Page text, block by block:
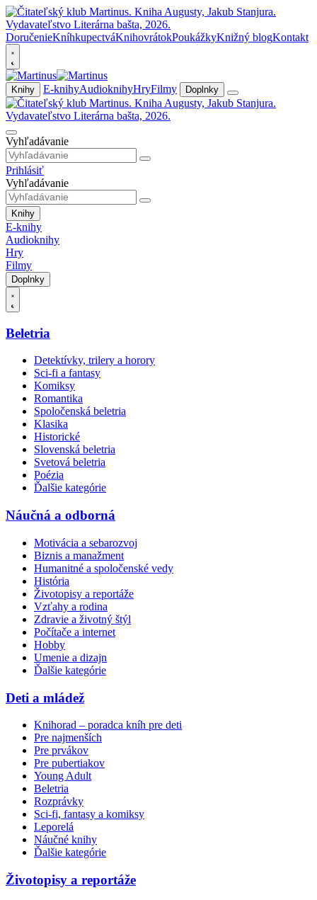
DoručenieKníhkupectváKnihovrátokPoukážkyKnižný blogKontakt
Knihy E-knihyAudioknihyHryFilmy Doplnky
Vyhľadávanie
Prihlásiť
Vyhľadávanie
Knihy
E-knihy
Audioknihy
Hry
Filmy
Doplnky
Beletria
Detektívky, trilery a horory
Sci-fi a fantasy
Komiksy
Romantika
Spoločenská beletria
Klasika
Historické
Slovenská beletria
Svetová beletria
Poézia
Ďalšie kategórie
Náučná a odborná
Motivácia a sebarozvoj
Biznis a manažment
Humanitné a spoločenské vedy
História
Životopisy a reportáže
Vzťahy a rodina
Zdravie a životný štýl
Počítače a internet
Hobby
Umenie a dizajn
Ďalšie kategórie
Deti a mládež
Knihorad – poradca kníh pre deti
Pre najmenších
Pre prvákov
Pre pubertiakov
Young Adult
Beletria
Rozprávky
Sci-fi, fantasy a komiksy
Leporelá
Náučné knihy
Ďalšie kategórie
Životopisy a reportáže